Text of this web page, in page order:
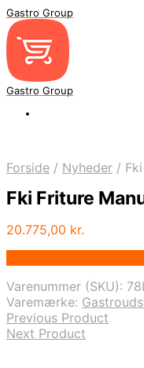
Gastro Group
Gastro Group
Forside / Nyheder /
Fki Friture
20.775,00 kr.
Varenummer (SKU):
Varemærke:
Previous Product
Next Product